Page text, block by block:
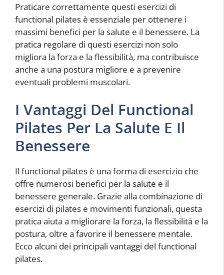
Praticare correttamente questi esercizi di
functional pilates è essenziale per ottenere i
massimi benefici per la salute e il benessere. La
pratica regolare di questi esercizi non solo
migliora la forza e la flessibilità, ma contribuisce
anche a una postura migliore e a prevenire
eventuali problemi muscolari.
I Vantaggi Del Functional
Pilates Per La Salute E Il
Benessere
Il functional pilates è una forma di esercizio che
offre numerosi benefici per la salute e il
benessere generale. Grazie alla combinazione di
esercizi di pilates e movimenti funzionali, questa
pratica aiuta a migliorare la forza, la flessibilità e la
postura, oltre a favorire il benessere mentale.
Ecco alcuni dei principali vantaggi del functional
pilates.